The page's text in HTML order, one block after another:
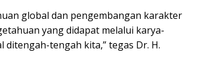
global dan pengembangan karakter
yang didapat melalui karya-
ditengah-tengah kita,” tegas Dr. H.